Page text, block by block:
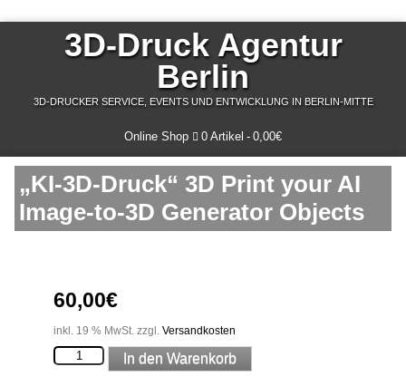
3D-Druck Agentur
Berlin
3D-DRUCKER SERVICE, EVENTS UND ENTWICKLUNG IN BERLIN-MITTE
Online Shop 0 Artikel 0,00€
„KI-3D-Druck“ 3D Print your AI
Image-to-3D Generator Objects
60,00€
inkl. 19 % MwSt. zzgl. Versandkosten
"KI-
In den Warenkorb